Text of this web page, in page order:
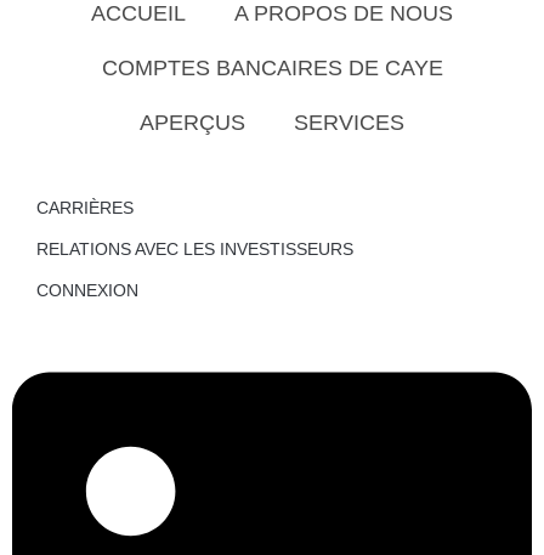
ACCUEIL A PROPOS DE NOUS
COMPTES BANCAIRES DE CAYE
APERÇUS SERVICES
CARRIÈRES
RELATIONS AVEC LES INVESTISSEURS
CONNEXION